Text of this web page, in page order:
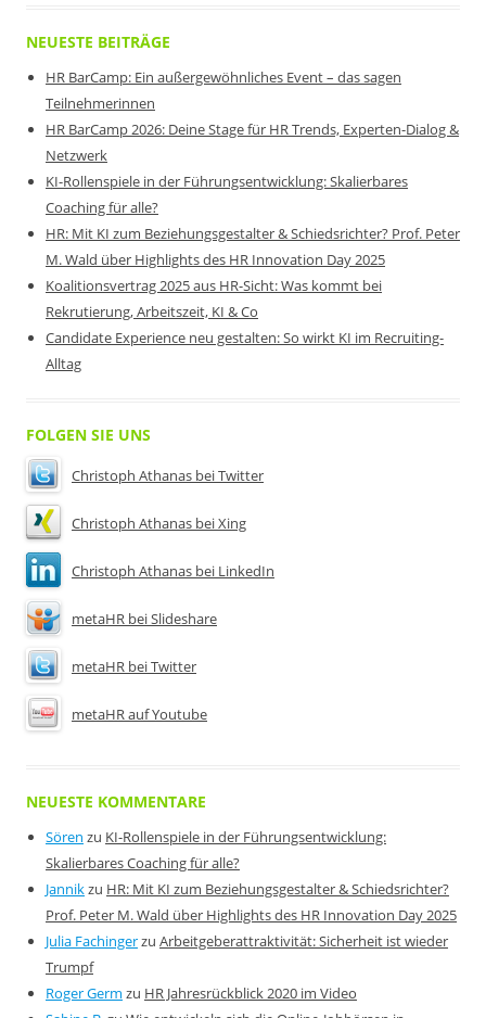
NEUESTE BEITRÄGE
HR BarCamp: Ein außergewöhnliches Event – das sagen
Teilnehmerinnen
HR BarCamp 2026: Deine Stage für HR Trends, Experten-Dialog &
Netzwerk
KI-Rollenspiele in der Führungsentwicklung: Skalierbares
Coaching für alle?
HR: Mit KI zum Beziehungsgestalter & Schiedsrichter? Prof. Peter
M. Wald über Highlights des HR Innovation Day 2025
Koalitionsvertrag 2025 aus HR-Sicht: Was kommt bei
Rekrutierung, Arbeitszeit, KI & Co
Candidate Experience neu gestalten: So wirkt KI im Recruiting-
Alltag
FOLGEN SIE UNS
Christoph Athanas bei Twitter
Christoph Athanas bei Xing
Christoph Athanas bei LinkedIn
metaHR bei Slideshare
metaHR bei Twitter
metaHR auf Youtube
NEUESTE KOMMENTARE
Sören zu KI-Rollenspiele in der Führungsentwicklung:
Skalierbares Coaching für alle?
Jannikzu HR: Mit KI zum Beziehungsgestalter & Schiedsrichter?
Prof. Peter M. Wald über Highlights des HR Innovation Day 2025
Julia Fachingerzu Arbeitgeberattraktivität: Sicherheit ist wieder
Trumpf
Roger Germ zu HR Jahresrückblick 2020 im Video